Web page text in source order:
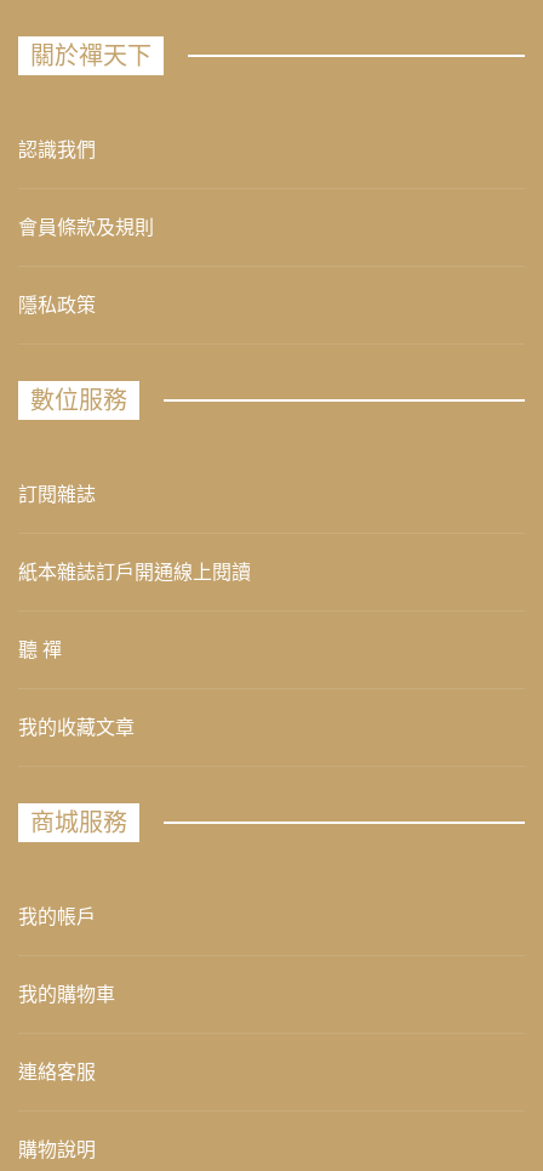
關於禪天下
認識我們
會員條款及規則
隱私政策
數位服務
訂閱雜誌
紙本雜誌訂戶開通線上閱讀
聽 禪
我的收藏文章
商城服務
我的帳戶
我的購物車
連絡客服
購物說明